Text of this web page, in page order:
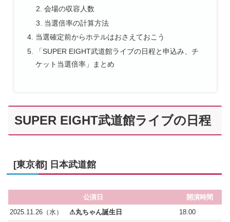
会場の収容人数
当選倍率の計算方法
当選確定前からホテルはおさえておこう
「SUPER EIGHT武道館ライブの日程と申込み、チ
ケット当選倍率」まとめ
SUPER EIGHT武道館ライブの日程
[東京都] 日本武道館
公演日
開演時間
2025.11.26（水） ⚠丸ちゃん誕生日
18:00